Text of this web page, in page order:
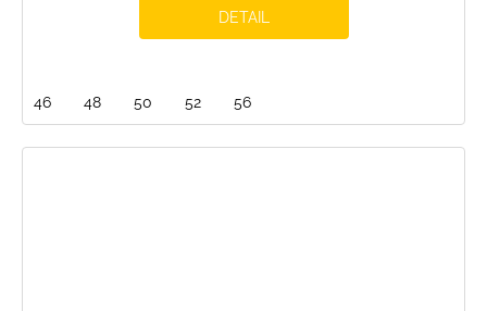
DETAIL
46 48 50 52 56